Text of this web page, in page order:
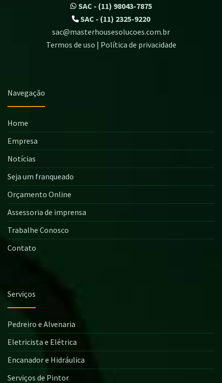
SAC - (11) 98043-7875
SAC - (11) 2325-9220
sac@masterhousesolucoes.com.br
Termos de uso | Política de privacidade
Navegação
Home
Empresa
Notícias
Seja um franqueado
Orçamento Online
Assessoria de imprensa
Trabalhe Conosco
Contato
Serviços
Pedreiro e Alvenaria
Eletricista e Elétrica
Encanador e Hidráulica
Serviços de Pintor